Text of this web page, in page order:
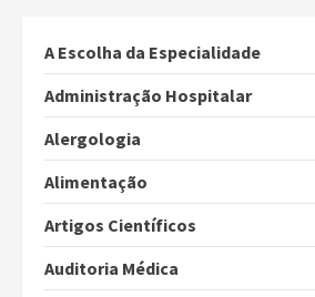
A Escolha da Especialidade
Administração Hospitalar
Alergologia
Alimentação
Artigos Científicos
Auditoria Médica